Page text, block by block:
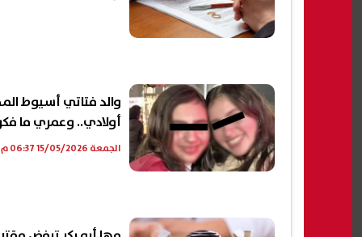
والد فتاتي أسيوط
أولادي.. وعمري ما
الجمعة 15/05/2026 06:37 م